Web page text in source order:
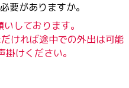
要がありますか。
しております。
ければ途中での外出は可能
けください。